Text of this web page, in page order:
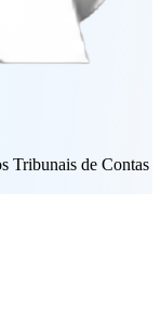
Tribunais de Contas